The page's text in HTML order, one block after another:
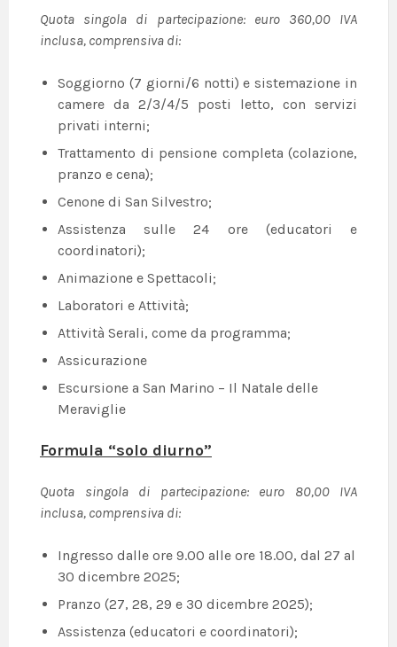
Quota singola di partecipazione: euro 360,00 IVA
inclusa, comprensiva di:
Soggiorno (7 giorni/6 notti) e sistemazione in
camere da 2/3/4/5 posti letto, con servizi
privati interni;
Trattamento di pensione completa (colazione,
pranzo e cena);
Cenone di San Silvestro;
Assistenza sulle 24 ore (educatori e
coordinatori);
Animazione e Spettacoli;
Laboratori e Attività;
Attività Serali, come da programma;
Assicurazione
Escursione a San Marino – Il Natale delle
Meraviglie
Formula “solo diurno”
Quota singola di partecipazione: euro 80,00 IVA
inclusa, comprensiva di:
Ingresso dalle ore 9.00 alle ore 18.00, dal 27 al
30 dicembre 2025;
Pranzo (27, 28, 29 e 30 dicembre 2025);
Assistenza (educatori e coordinatori);